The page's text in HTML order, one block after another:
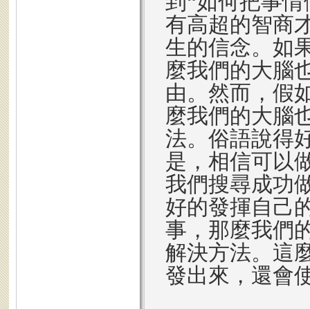
有高超的智商
生的信念。如
麼我們的大腦
由。然而，假
麼我們的大腦
法。俗語說得
是，相信可以
我們搜尋成功
好的發揮自己
事，那麼我們
解決方法。這
發出來，還會